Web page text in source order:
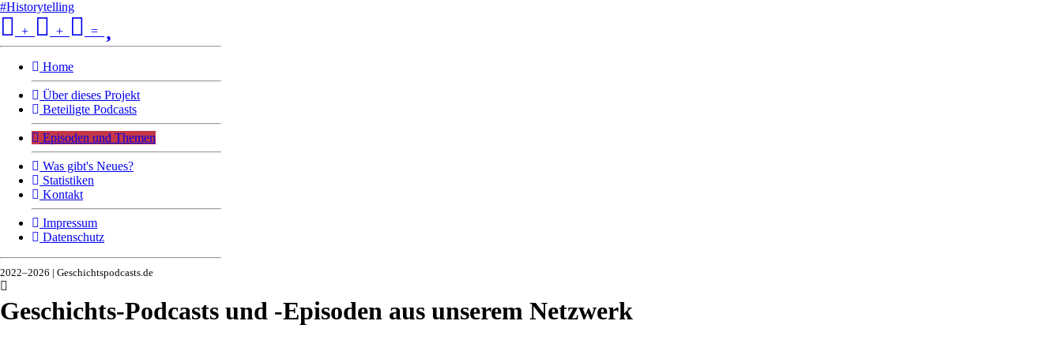
#Historytelling
+
+ =
Home
Über dieses Projekt
Beteiligte Podcasts
Episoden und Themen
Was gibt's Neues?
Statistiken
Kontakt
Impressum
Datenschutz
2022–2026 | Geschichtspodcasts.de
Geschichts-Podcasts und -Episoden aus unserem Netzwerk